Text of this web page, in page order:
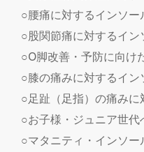
○腰痛に対するインソー
○股関節痛に対するイン
○O脚改善・予防に向け
○膝の痛みに対するイン
○足趾（足指）の痛みに
○お子様・ジュニア世代
○マタニティ・インソー